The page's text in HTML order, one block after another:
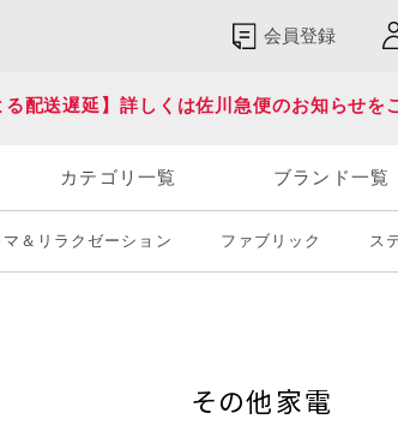
会員登録
る配送遅延】詳しくは佐川急便のお知らせを
カテゴリ一覧 ブランド一覧
マ＆リラクゼーション ファブリック ス
その他家電